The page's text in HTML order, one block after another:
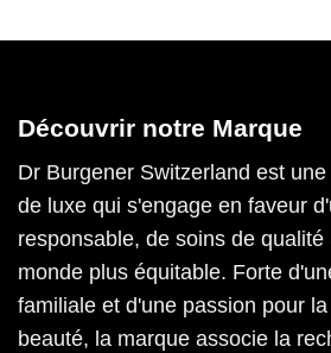
Découvrir notre Marque
Dr Burgener Switzerland est
de luxe qui s'engage en faveur
responsable, de soins de
monde plus équitable. Forte
familiale et d'une passion pour
beauté, la marque associe la